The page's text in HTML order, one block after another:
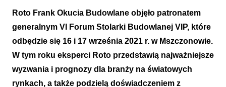
Roto Frank Okucia Budowlane objęło patronatem
generalnym VI Forum Stolarki Budowlanej VIP, które
odbędzie się 16 i 17 września 2021 r. w Mszczonowie.
W tym roku eksperci Roto przedstawią najważniejsze
wyzwania i prognozy dla branży na światowych
rynkach, a także podzielą doświadczeniem z